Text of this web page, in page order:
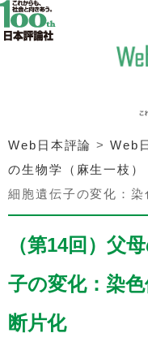
Web日本評論 >Web
の生物学（麻生一枝）
細胞遺伝子の変化：
（第14回）父
子の変化：染
断片化